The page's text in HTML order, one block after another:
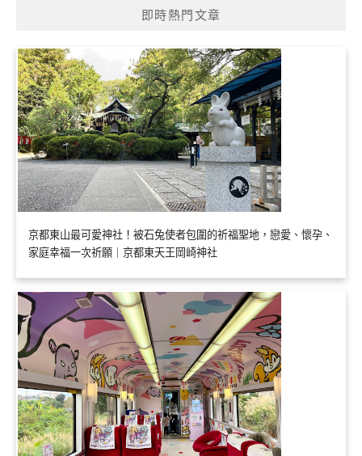
即時熱門文章
京都東山最可愛神社！被石兔使者包圍的祈福聖地，戀愛、懷孕、
家庭幸福一次祈願｜京都東天王岡崎神社